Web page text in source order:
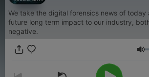
We take the digital forensics news of
future long term impact to our industry,
negative.